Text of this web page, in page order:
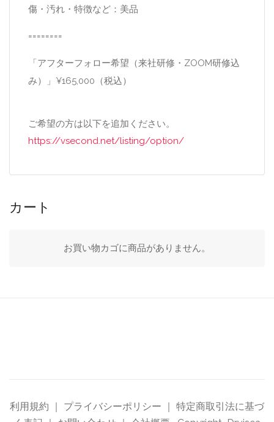
傷・汚れ・特徴など：美品
========
「アフターフォロー希望（来社研修・ZOOM研修込
み）」¥165,000（税込）
ご希望の方は以下を追加ください。
https://vsecond.net/listing/option/
カート
お買い物カゴに商品がありません。
利用規約 ｜ プライバシーポリシー ｜ 特定商取引法に基づ